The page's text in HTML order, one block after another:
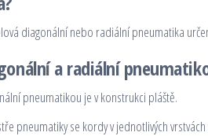
diagonální nebo radiální pneumatika
a radiální
pneumatikou je v konstrukci pláště.
pneumatiky se kordy v jednotlivých